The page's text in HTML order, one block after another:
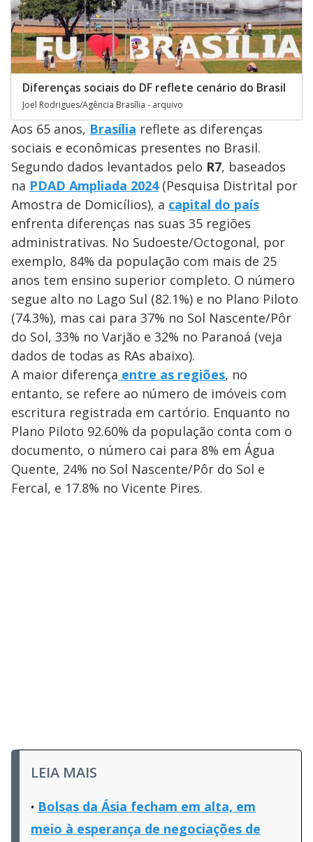
Diferenças sociais do DF reflete cenário do Brasil
Joel Rodrigues/Agência Brasília - arquivo
Aos 65 anos, Brasília reflete as diferenças
sociais e econômicas presentes no Brasil.
Segundo dados levantados pelo R7, baseados
na PDAD Ampliada 2024(Pesquisa Distrital por
Amostra de Domicílios), a capital do país
enfrenta diferenças nas suas 35 regiões
administrativas. No Sudoeste/Octogonal, por
exemplo, 84% da população com mais de 25
anos tem ensino superior completo. O número
segue alto no Lago Sul (82.1%) e no Plano Piloto
(74.3%), mas cai para 37% no Sol Nascente/Pôr
do Sol, 33% no Varjão e 32% no Paranoá (veja
dados de todas as RAs abaixo).
A maior diferença entre as regiões, no
entanto, se refere ao número de imóveis com
escritura registrada em cartório. Enquanto no
Plano Piloto 92.60% da população conta com o
documento, o número cai para 8% em Água
Quente, 24% no Sol Nascente/Pôr do Sol e
Fercal, e 17.8% no Vicente Pires.
LEIA MAIS
Bolsas da Ásia fecham em alta, em
meio à esperança de negociações de